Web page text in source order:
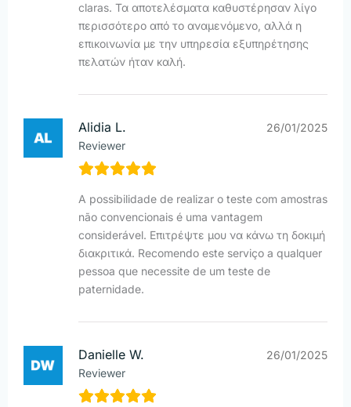
claras. Τα αποτελέσματα καθυστέρησαν λίγο
περισσότερο από το αναμενόμενο, αλλά η
επικοινωνία με την υπηρεσία εξυπηρέτησης
πελατών ήταν καλή.
Alidia L.
Reviewer
26/01/2025
A possibilidade de realizar o teste com amostras
não convencionais é uma vantagem
considerável. Επιτρέψτε μου να κάνω τη δοκιμή
διακριτικά. Recomendo este serviço a qualquer
pessoa que necessite de um teste de
paternidade.
Danielle W.
Reviewer
26/01/2025